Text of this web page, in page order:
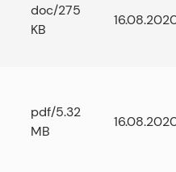
doc/275
KB
pdf/5.32
MB